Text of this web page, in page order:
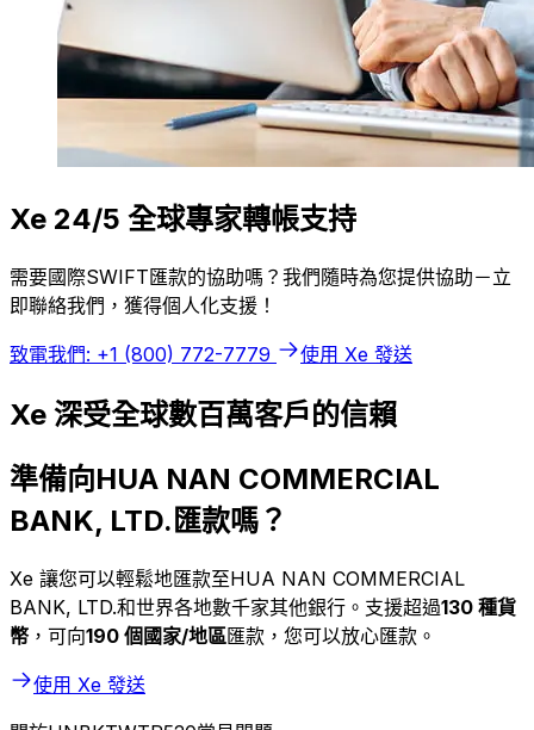
Xe 24/5 全球專家轉帳支持
需要國際SWIFT匯款的協助嗎？我們隨時為您提供協助－立
即聯絡我們，獲得個人化支援！
致電我們: +1 (800) 772-7779 使用 Xe 發送
Xe 深受全球數百萬客戶的信賴
準備向HUA NAN COMMERCIAL
BANK, LTD.匯款嗎？
Xe 讓您可以輕鬆地匯款至HUA NAN COMMERCIAL
BANK, LTD.和世界各地數千家其他銀行。支援超過130 種貨
幣 ，可向190 個國家/地區匯款，您可以放心匯款。
使用 Xe 發送